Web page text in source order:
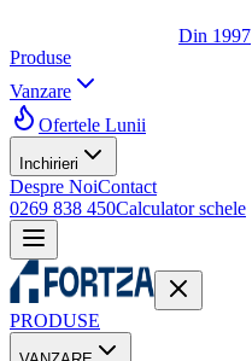
Din 1997
Produse
Vanzare
Ofertele Lunii
Inchirieri
Despre NoiContact
0269 838 450Calculator schele
PRODUSE